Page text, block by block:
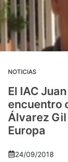
NOTICIAS
El IAC
encuentro
Álvarez
Europa
24/09/2018